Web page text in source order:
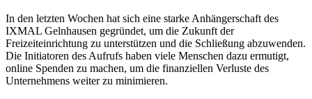
In den letzten Wochen hat sich eine starke Anhängerschaft des
IXMAL Gelnhausen gegründet, um die Zukunft der
Freizeiteinrichtung zu unterstützen und die Schließung abzuwenden.
Die Initiatoren des Aufrufs haben viele Menschen dazu ermutigt,
online Spenden zu machen, um die finanziellen Verluste des
Unternehmens weiter zu minimieren.